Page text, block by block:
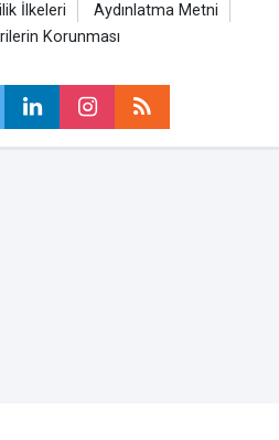
İlkeleri
Aydınlatma Metni
Korunması